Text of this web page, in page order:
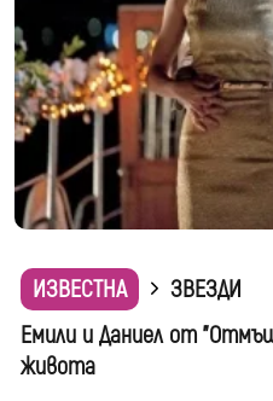
ИЗВЕСТНА
ЗВЕЗДИ
Емили и Даниел от
живота